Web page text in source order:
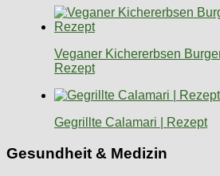
Veganer Kichererbsen
Rezept
Gegrillte Calamari | Rezept
Gesundheit & Medizin